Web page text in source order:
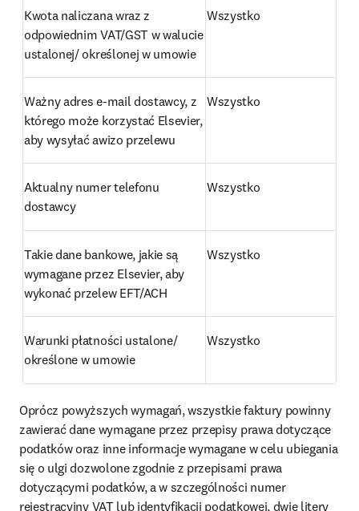
Kwota naliczana wraz z
odpowiednim VAT/GST w walucie
ustalonej/ określonej w umowie
Wszystko
Ważny adres e-mail dostawcy, z
którego może korzystać Elsevier,
aby wysyłać awizo przelewu
Wszystko
Aktualny numer telefonu
dostawcy
Wszystko
Takie dane bankowe, jakie są
wymagane przez Elsevier, aby
wykonać przelew EFT/ACH
Wszystko
Warunki płatności ustalone/
określone w umowie
Wszystko
Oprócz powyższych wymagań, wszystkie faktury powinny
zawierać dane wymagane przez przepisy prawa dotyczące
podatków oraz inne informacje wymagane w celu ubiegania
się o ulgi dozwolone zgodnie z przepisami prawa
dotyczącymi podatków, a w szczególności numer
rejestracyjny VAT lub identyfikacji podatkowej, dwie litery